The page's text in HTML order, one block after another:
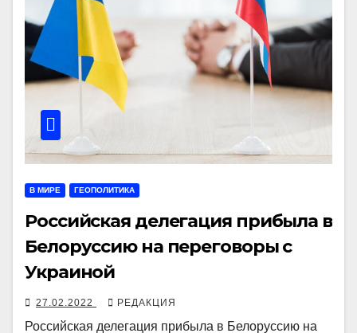
В МИРЕ ГЕОПОЛИТИКА
Российская делегация прибыла в
Белоруссию на переговоры с
Украиной
27.02.2022 РЕДАКЦИЯ
Российская делегация прибыла в Белоруссию на